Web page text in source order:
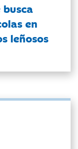
en
leñosos